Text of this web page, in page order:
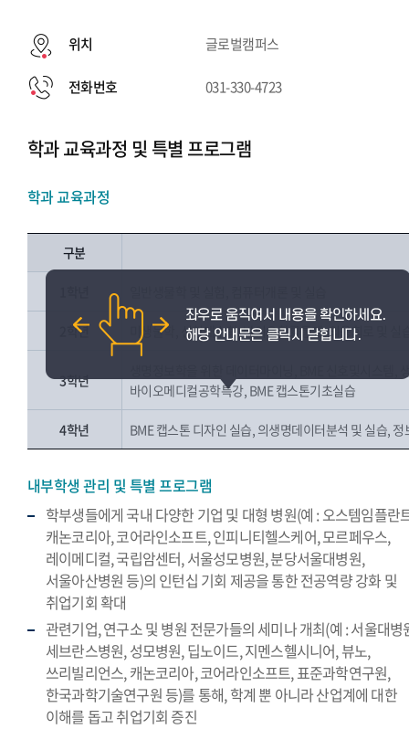
위치 글로벌캠퍼스
전화번호 031-330-4723
학과 교육과정 및 특별 프로그램
학과 교육과정
구분
2학년 미생물학, 선형대수학, 바이오확률통계, 의용회로 및
3학년
바이오메디컬공학특강, BME 캡스톤기초실습
4학년 BME 캡스톤 디자인 실습, 의생명데이터분석 및 실습,
내부학생 관리 및 특별 프로그램
학부생들에게 국내 다양한 기업 및 대형 병원(예 : 오스템임플란
캐논코리아, 코어라인소프트, 인피니티헬스케어, 모르페우스,
레이메디컬, 국립암센터, 서울성모병원, 분당서울대병원,
서울아산병원 등)의 인턴십 기회 제공을 통한 전공역량 강화 및
취업기회 확대
관련기업, 연구소 및 병원 전문가들의 세미나 개최(예 : 서울대병
세브란스병원, 성모병원, 딥노이드, 지멘스헬시니어, 뷰노,
쓰리빌리언스, 캐논코리아, 코어라인소프트, 표준과학연구원,
한국과학기술연구원 등)를 통해, 학계 뿐 아니라 산업계에 대한
이해를 돕고 취업기회 증진